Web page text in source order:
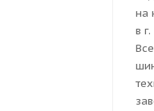
на
в